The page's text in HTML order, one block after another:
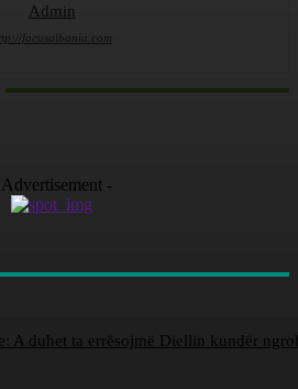
Admin
focusalbania.com
Advertisement -
A duhet ta errësojmë Diellin kundër